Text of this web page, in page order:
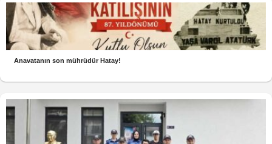
Anavatanın son mührüdür Hatay!